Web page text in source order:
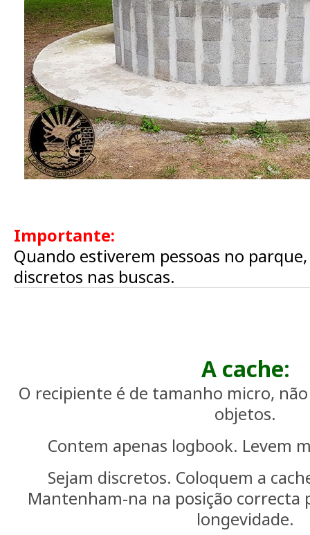
Importante:
Quando estiverem pessoas no
discretos nas buscas.
A cache:
O recipiente é de tamanho micro,
objetos.
Contem apenas logbook. Levem
Sejam discretos. Coloquem a
Mantenham-na na posição correcta
longevidade.